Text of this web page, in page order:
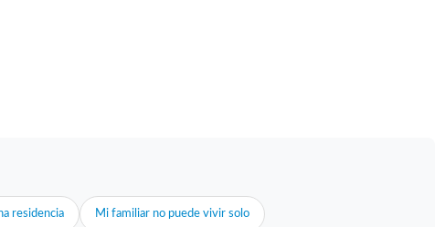
residencia Mi familiar no puede vivir solo